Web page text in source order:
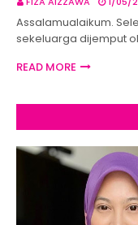
Assalamualaikum.
sekeluarga dijemput
READ MORE